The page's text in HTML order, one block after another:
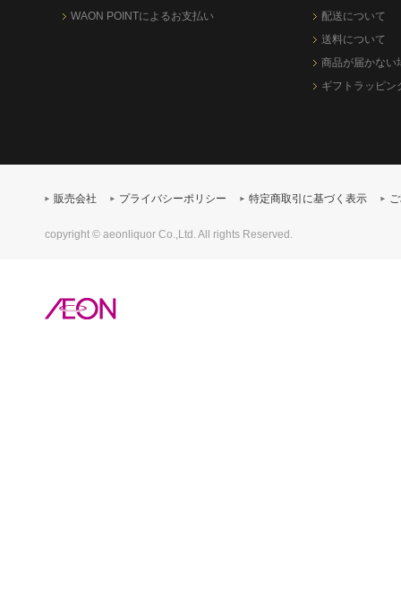
WAON POINTによるお支払い
配送について
送料について
商品が届かない
ギフトラッピン
販売会社 プライバシーポリシー 特定商取引に基づく表示
copyright © aeonliquor Co.,Ltd. All rights Reserved.